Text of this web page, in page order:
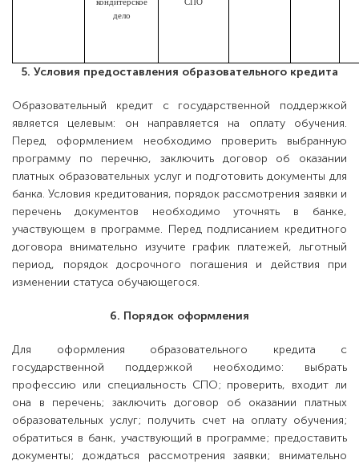
кондитерское
дело
СПО
5. Условия предоставления образовательного кредита
Образовательный кредит с государственной поддержкой
является целевым: он направляется на оплату обучения.
Перед оформлением необходимо проверить выбранную
программу по перечню, заключить договор об оказании
платных образовательных услуг и подготовить документы для
банка. Условия кредитования, порядок рассмотрения заявки и
перечень документов необходимо уточнять в банке,
участвующем в программе. Перед подписанием кредитного
договора внимательно изучите график платежей, льготный
период, порядок досрочного погашения и действия при
изменении статуса обучающегося.
6. Порядок оформления
Для оформления образовательного кредита с
государственной поддержкой необходимо: выбрать
профессию или специальность СПО; проверить, входит ли
она в перечень; заключить договор об оказании платных
образовательных услуг; получить счет на оплату обучения;
обратиться в банк, участвующий в программе; предоставить
документы; дождаться рассмотрения заявки; внимательно